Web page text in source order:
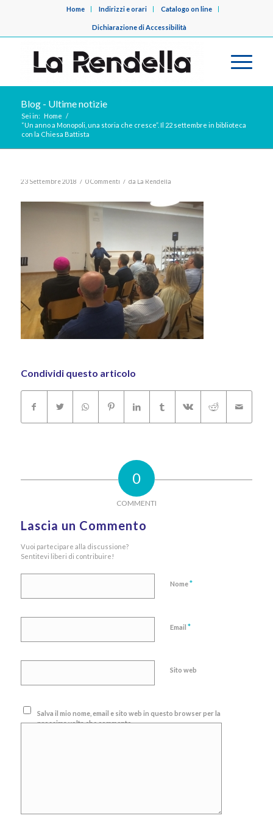
Home Indirizzi e orari Catalogo on line
Dichiarazione di Accessibilità
Blog - Ultime notizie
Sei in: Home /
“Un anno a Monopoli, una storia che cresce”. Il 22 settembre in biblioteca
con la Chiesa Battista
23 Settembre 2018 / 0 Commenti / da La Rendella
Condividi questo articolo
0
COMMENTI
Lascia un Commento
Vuoi partecipare alla discussione?
Sentitevi liberi di contribuire!
Nome*
Email *
Sito web
Salva il mio nome, email e sito web in questo browser per la
prossima volta che commento.